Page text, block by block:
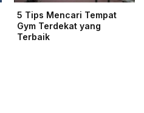
5 Tips Mencari Tempat
Gym Terdekat yang
Terbaik